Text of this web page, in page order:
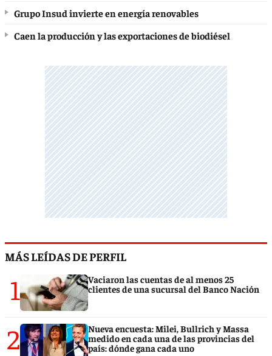
Grupo Insud invierte en energía renovables
Caen la producción y las exportaciones de biodiésel
MÁS LEÍDAS DE PERFIL
1
Vaciaron las cuentas de al menos 25
clientes de una sucursal del Banco Nación
2
Nueva encuesta: Milei, Bullrich y Massa
medido en cada una de las provincias del
país: dónde gana cada uno